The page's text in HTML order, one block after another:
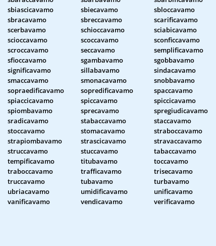
sbiascicavamo sbiecavamo
sbloccavamo
sbracavamo sbreccavamo
scarificavamo
scerbavamo schioccavamo
sciabicavamo
scioccavamo scoccavamo
sconficcavamo
scroccavamo seccavamo
semplificavamo
sfioccavamo sgambavamo
sgobbavamo
significavamo sillabavamo
sindacavamo
smaccavamo smonacavamo
snobbavamo
sopraedificavamo sopredificavamo
spaccavamo
spiaccicavamo spiccavamo
spiccicavamo
spiombavamo sprecavamo
spregiudicavamo
sradicavamo stabaccavamo
staccavamo
stoccavamo stomacavamo
straboccavamo
strapiombavamo strascicavamo
stravaccavamo
struccavamo stuccavamo
tabaccavamo
tempificavamo titubavamo
toccavamo
traboccavamo trafficavamo
trisecavamo
truccavamo tubavamo
turbavamo
ubriacavamo umidificavamo
unificavamo
vanificavamo vendicavamo
verificavamo